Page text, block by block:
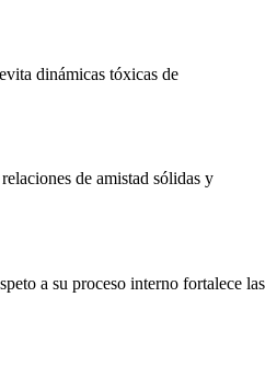
dinámicas tóxicas de
de amistad sólidas y
a su proceso interno fortalece las